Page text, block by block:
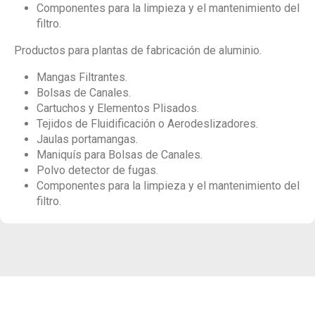
Componentes para la limpieza y el mantenimiento del
filtro.
Productos para plantas de fabricación de aluminio.
Mangas Filtrantes.
Bolsas de Canales.
Cartuchos y Elementos Plisados.
Tejidos de Fluidificación o Aerodeslizadores.
Jaulas portamangas.
Maniquís para Bolsas de Canales.
Polvo detector de fugas.
Componentes para la limpieza y el mantenimiento del
filtro.